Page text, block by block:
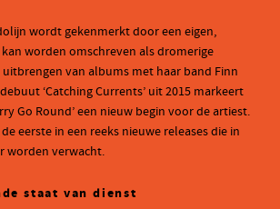
wordt gekenmerkt door een eigen,
worden omschreven als dromerige
van albums met haar band Finn
‘Catching Currents’ uit 2015 markeert
Go Round’ een nieuw begin voor de artiest.
eerste in een reeks nieuwe releases die in
worden verwacht.
staat van dienst